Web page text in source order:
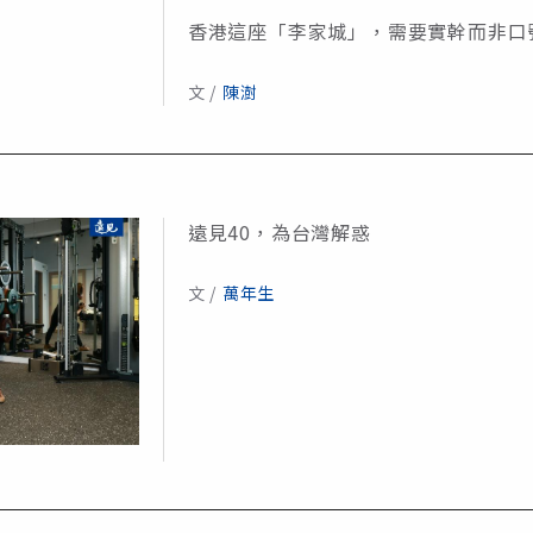
香港這座「李家城」，需要實幹而非口
文 / 陳澍
遠見40，為台灣解惑
文 / 萬年生